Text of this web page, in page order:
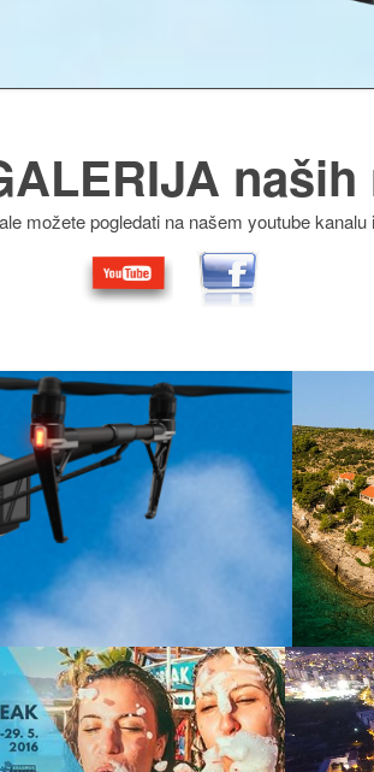
naših
možete pogledati na našem youtube